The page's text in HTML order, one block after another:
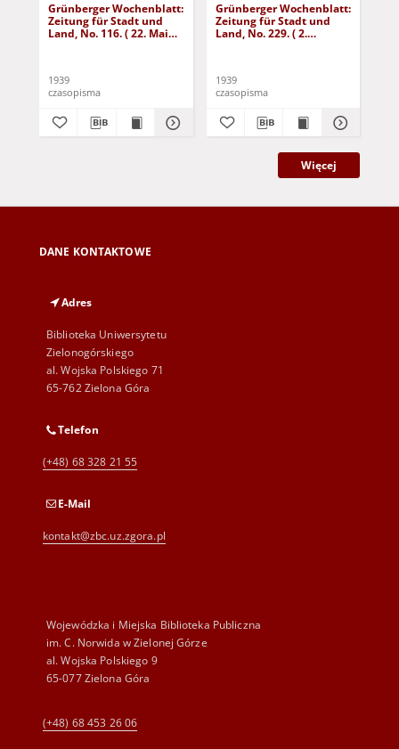
Grünberger Wochenblatt:
Zeitung für Stadt und
Land, No. 116. ( 22. Mai
1939
czasopisma
Grünberger Wochenblatt:
Zeitung für Stadt und
Land, No. 229. ( 2.
1939
czasopisma
Więcej
DANE KONTAKTOWE
Adres
Biblioteka Uniwersytetu
Zielonogórskiego
al. Wojska Polskiego 71
65-762 Zielona Góra
Telefon
(+48) 68 328 21 55
E-Mail
kontakt@zbc.uz.zgora.pl
Wojewódzka i Miejska Biblioteka Publiczna
im. C. Norwida w Zielonej Górze
al. Wojska Polskiego 9
65-077 Zielona Góra
(+48) 68 453 26 06